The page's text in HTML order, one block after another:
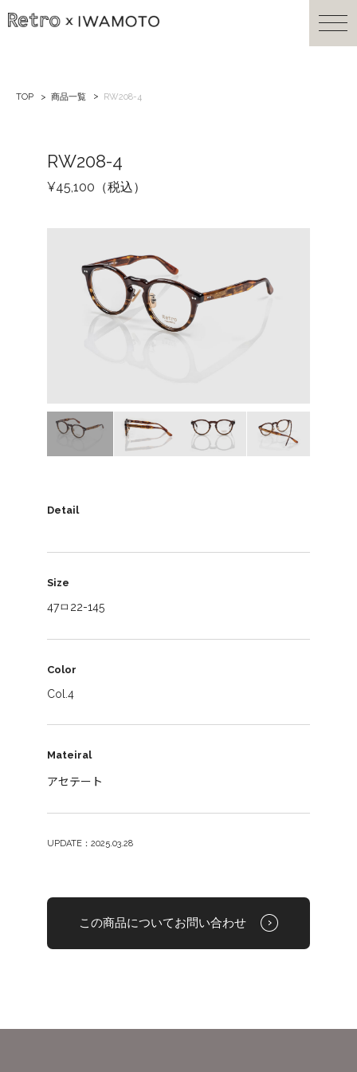
TOP 商品一覧 RW208-4
RW208-4
¥45,100（税込）
Detail
Size
47ㅁ22-145
Color
Col.4
Mateiral
アセテート
UPDATE：2025.03.28
この商品についてお問い合わせ